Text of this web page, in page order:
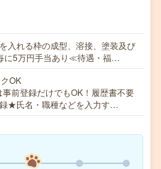
入れる枠の成型、溶接、塗装及び
に5万円手当あり≪待遇・福…
OK
前登録だけでもOK！履歴書不要
★氏名・職種などを入力す…